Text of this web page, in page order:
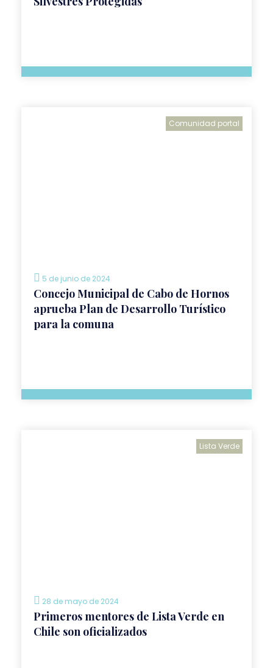
Comunidad portal
5 de junio de 2024
Concejo Municipal de Cabo de Hornos
aprueba Plan de Desarrollo Turístico
para la comuna
Lista Verde
28 de mayo de 2024
Primeros mentores de Lista Verde en
Chile son oficializados